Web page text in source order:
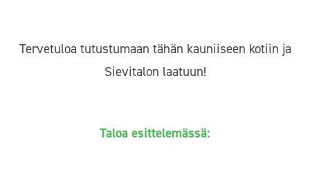
Tervetuloa tutustumaan tähän kauniiseen kotiin ja
Sievitalon laatuun!
Taloa esittelemässä: